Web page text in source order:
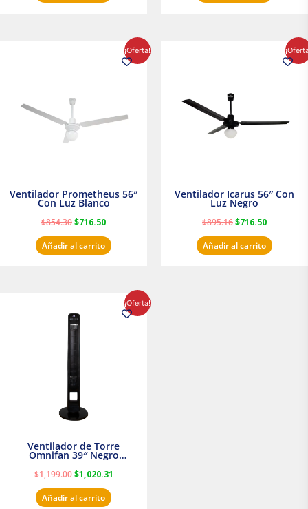
¡Oferta!
Ventilador Prometheus 56″
Con Luz Blanco
$854.30$716.50
precio
actual
Añadir al carrito
Ventilador Icarus 56″ Con
Luz Negro
$895.16$716.50
precio
actual
Añadir al carrito
¡Oferta!
Ventilador de Torre
Omnifan 39″ Negro
$1,199.00
original
era:
$1,020.31
precio
actual
Añadir al carrito